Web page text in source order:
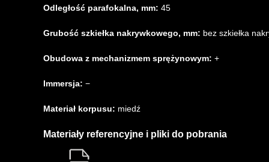
Odległość parafokalna, mm: 45
Grubość szkiełka nakrywkowego, mm: bez szkiełka
Obudowa z mechanizmem sprężynowym: +
Immersja: −
Materiał korpusu: miedź
Materiały referencyjne i pliki do pobrania